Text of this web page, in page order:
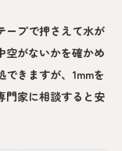
ープで押さえて水が
空がないかを確かめ
きますが、1mmを
門家に相談すると安